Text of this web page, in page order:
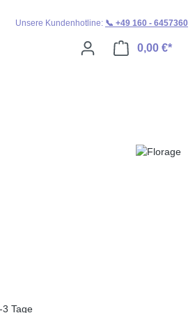
Unsere Kundenhotline: 📞 +49 160 - 6457360
0,00 €*
Tage